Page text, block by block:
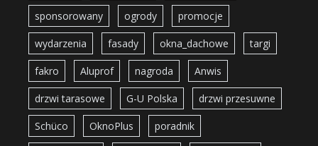
sponsorowany ogrody promocje
wydarzenia fasady okna_dachowe targi
fakro Aluprof nagroda Anwis
drzwi tarasowe G-U Polska drzwi przesuwne
Schüco OknoPlus poradnik